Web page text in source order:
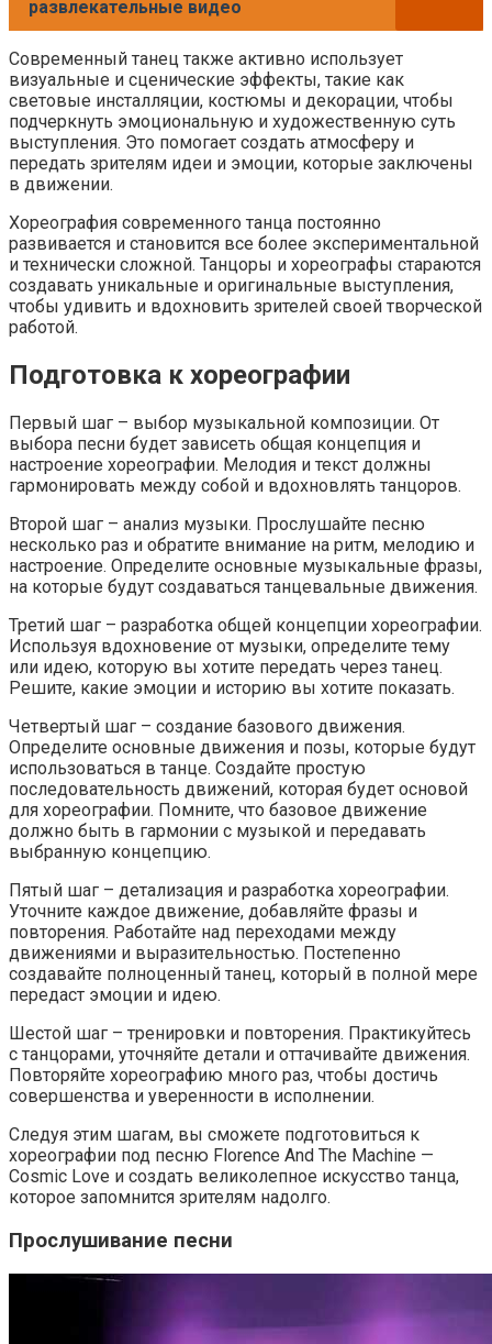
развлекательные видео
Современный танец также активно использует
визуальные и сценические эффекты, такие как
световые инсталляции, костюмы и декорации, чтобы
подчеркнуть эмоциональную и художественную суть
выступления. Это помогает создать атмосферу и
передать зрителям идеи и эмоции, которые заключены
в движении.
Хореография современного танца постоянно
развивается и становится все более экспериментальной
и технически сложной. Танцоры и хореографы стараются
создавать уникальные и оригинальные выступления,
чтобы удивить и вдохновить зрителей своей творческой
работой.
Подготовка к хореографии
Первый шаг – выбор музыкальной композиции. От
выбора песни будет зависеть общая концепция и
настроение хореографии. Мелодия и текст должны
гармонировать между собой и вдохновлять танцоров.
Второй шаг – анализ музыки. Прослушайте песню
несколько раз и обратите внимание на ритм, мелодию и
настроение. Определите основные музыкальные фразы,
на которые будут создаваться танцевальные движения.
Третий шаг – разработка общей концепции хореографии.
Используя вдохновение от музыки, определите тему
или идею, которую вы хотите передать через танец.
Решите, какие эмоции и историю вы хотите показать.
Четвертый шаг – создание базового движения.
Определите основные движения и позы, которые будут
использоваться в танце. Создайте простую
последовательность движений, которая будет основой
для хореографии. Помните, что базовое движение
должно быть в гармонии с музыкой и передавать
выбранную концепцию.
Пятый шаг – детализация и разработка хореографии.
Уточните каждое движение, добавляйте фразы и
повторения. Работайте над переходами между
движениями и выразительностью. Постепенно
создавайте полноценный танец, который в полной мере
передаст эмоции и идею.
Шестой шаг – тренировки и повторения. Практикуйтесь
с танцорами, уточняйте детали и оттачивайте движения.
Повторяйте хореографию много раз, чтобы достичь
совершенства и уверенности в исполнении.
Следуя этим шагам, вы сможете подготовиться к
хореографии под песню Florence And The Machine —
Cosmic Love и создать великолепное искусство танца,
которое запомнится зрителям надолго.
Прослушивание песни